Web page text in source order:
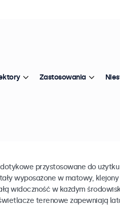
przystosowane do użytku
wyposażone w matowy,
widoczność w każdym
terenowe zapewniają
Zastosowania